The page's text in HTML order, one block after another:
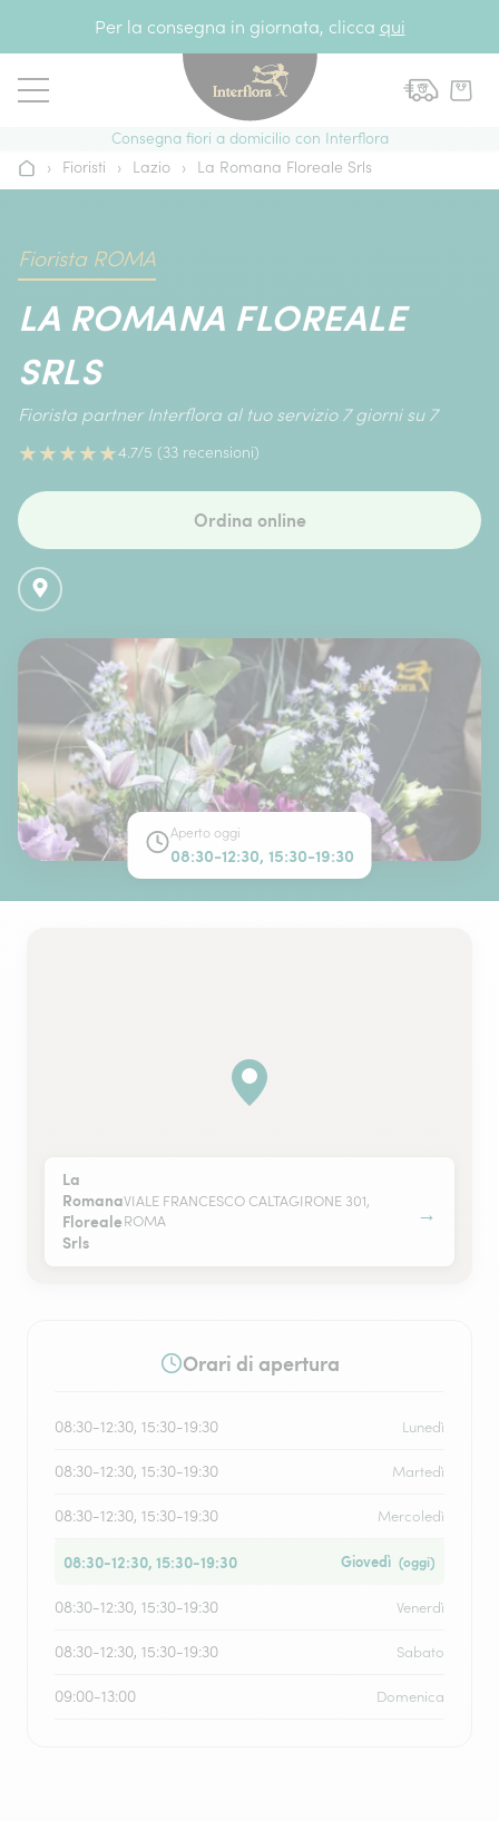
Per la consegna in giornata, clicca qui
Consegna fiori a domicilio con Interflora
Home› Fioristi › Lazio › La Romana Floreale Srls
Fiorista ROMA
LA ROMANA FLOREALE
SRLS
Fiorista partner Interflora al tuo servizio 7 giorni su 7
★★★★★4.7/5 (33 recensioni)
Ordina online
Aperto oggi
08:30-12:30, 15:30-19:30
La
Romana
Floreale
Srls
VIALE FRANCESCO CALTAGIRONE 301,
ROMA
→
Orari di apertura
08:30-12:30, 15:30-19:30 Lunedì
08:30-12:30, 15:30-19:30 Martedì
08:30-12:30, 15:30-19:30 Mercoledì
08:30-12:30, 15:30-19:30 Giovedì (oggi)
08:30-12:30, 15:30-19:30 Venerdì
08:30-12:30, 15:30-19:30 Sabato
09:00-13:00 Domenica